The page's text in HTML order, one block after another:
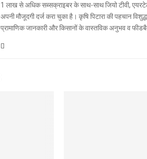
1 लाख से अधिक सब्सक्राइबर के साथ-साथ जियो टीवी,
अपनी मौजूदगी दर्ज करा चुका है। कृषि पिटारा की पहचान
प्रामाणिक जानकारी और किसानों के वास्तविक अनुभव व